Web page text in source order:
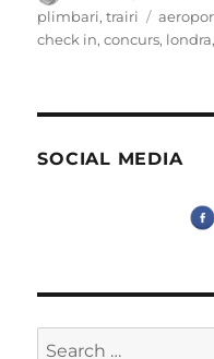
on
plimbari,trairi Tags
check in,concurs, londra,
SOCIAL MEDIA
Search